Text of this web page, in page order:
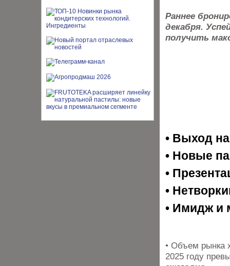
Раннее
декабря.
получить
• Выход
• Новые
•
•
• Имидж и
• Объем рынка
2025 году